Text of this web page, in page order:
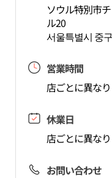
ソウル特別市
ル20
서울특별시 중
営業時間
店ごとに異な
休業日
店ごとに異な
お問い合わせ